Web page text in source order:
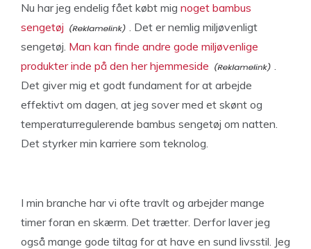
Nu har jeg endelig fået købt mig noget bambus
sengetøj
. Det er nemlig miljøvenligt
sengetøj. Man kan finde andre gode miljøvenlige
produkter inde på den her hjemmeside
.
Det giver mig et godt fundament for at arbejde
effektivt om dagen, at jeg sover med et skønt og
temperaturregulerende bambus sengetøj om natten.
Det styrker min karriere som teknolog.
I min branche har vi ofte travlt og arbejder mange
timer foran en skærm. Det trætter. Derfor laver jeg
også mange gode tiltag for at have en sund livsstil. Jeg